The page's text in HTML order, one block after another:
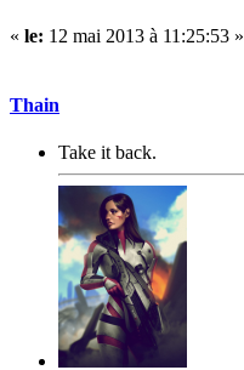
« le: 12 mai 2013 à 11:25:53 »
Thain
Take it back.